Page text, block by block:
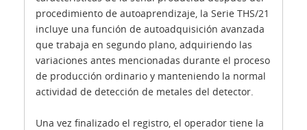
procedimiento de autoaprendizaje, la Serie THS/21
incluye una función de autoadquisición avanzada
que trabaja en segundo plano, adquiriendo las
variaciones antes mencionadas durante el proceso
de producción ordinario y manteniendo la normal
actividad de detección de metales del detector.
Una vez finalizado el registro, el operador tiene la